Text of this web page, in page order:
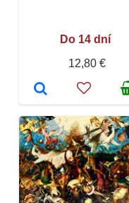
Do 14 dní
12,80 €